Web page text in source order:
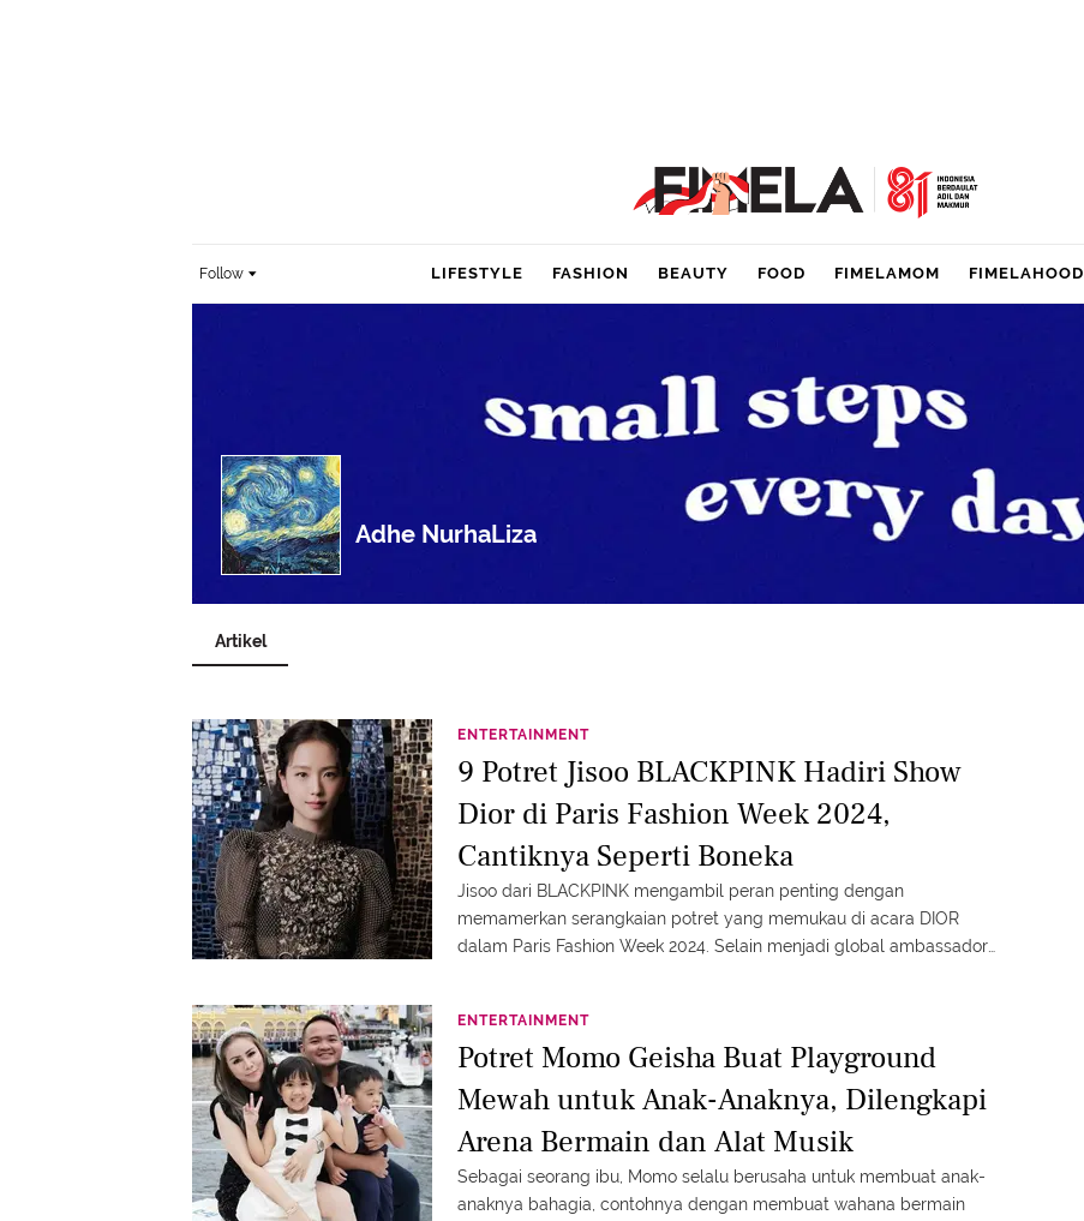
Follow LIFESTYLE FASHION BEAUTY FOOD FIMELAMOM FIMELAHOOD
Adhe NurhaLiza
Artikel
ENTERTAINMENT
9 Potret Jisoo BLACKPINK Hadiri Show
Dior di Paris Fashion Week 2024,
Cantiknya Seperti Boneka
Jisoo dari BLACKPINK mengambil peran penting dengan
memamerkan serangkaian potret yang memukau di acara DIOR
dalam Paris Fashion Week 2024. Selain menjadi global ambassador
ENTERTAINMENT
Potret Momo Geisha Buat Playground
Mewah untuk Anak-Anaknya, Dilengkapi
Arena Bermain dan Alat Musik
Sebagai seorang ibu, Momo selalu berusaha untuk membuat anak-
anaknya bahagia, contohnya dengan membuat wahana bermain